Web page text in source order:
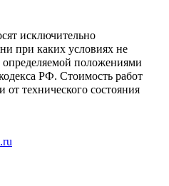
исключительно
при каких условиях не
определяемой положениями
РФ. Стоимость работ
от технического состояния